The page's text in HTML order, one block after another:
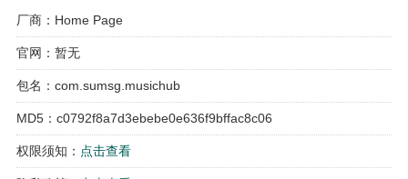
厂商：Home Page
官网：暂无
包名：com.sumsg.musichub
MD5：c0792f8a7d3ebebe0e636f9bffac8c06
权限须知： 点击查看